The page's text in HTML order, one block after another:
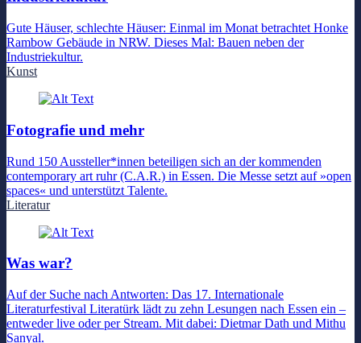
Gute Häuser, schlechte Häuser: Einmal im Monat betrachtet Honke
Rambow Gebäude in NRW. Dieses Mal: Bauen neben der
Industriekultur.
Kunst
Fotografie und mehr
Rund 150 Aussteller*innen beteiligen sich an der kommenden
contemporary art ruhr (C.A.R.) in Essen. Die Messe setzt auf »open
spaces« und unterstützt Talente.
Literatur
Was war?
Auf der Suche nach Antworten: Das 17. Internationale
Literaturfestival Literatürk lädt zu zehn Lesungen nach Essen ein –
entweder live oder per Stream. Mit dabei: Dietmar Dath und Mithu
Sanyal.